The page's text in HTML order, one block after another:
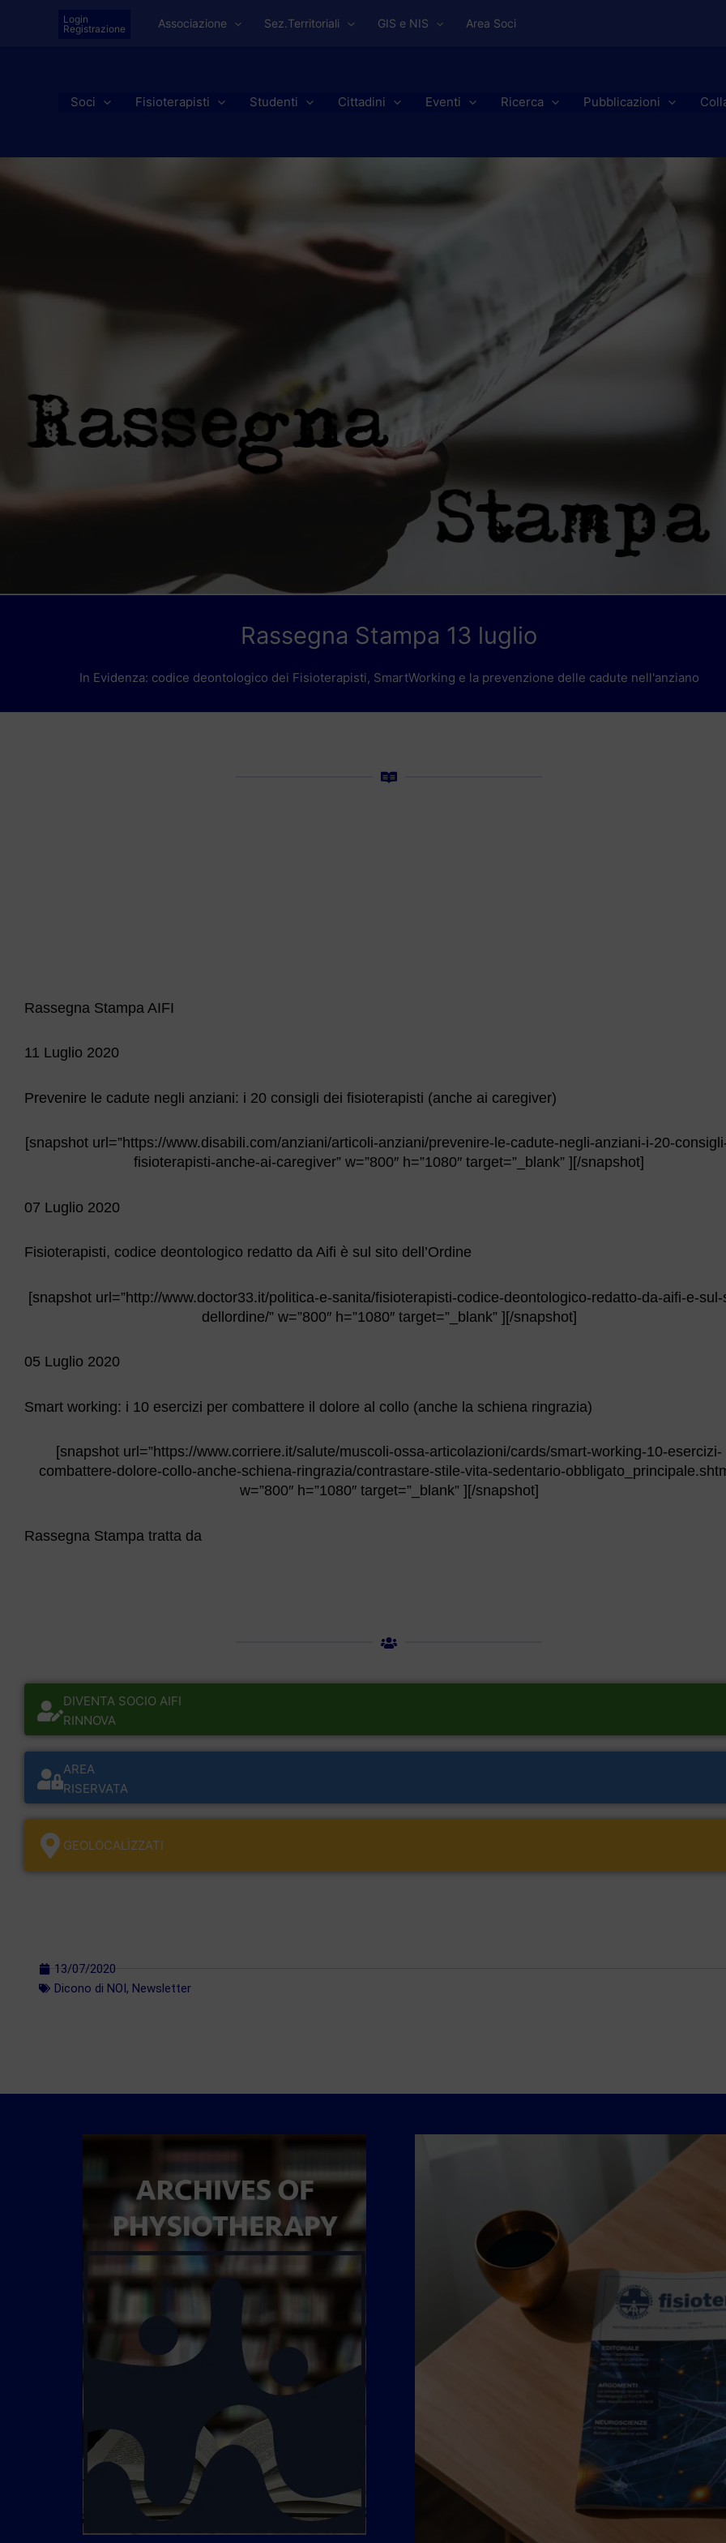
Login
Registrazione
Associazione Sez.Territoriali GIS e NIS Area Soci
Soci Fisioterapisti Studenti Cittadini Eventi Ricerca Pubblicazioni
Rassegna Stampa 13 luglio
In Evidenza: codice deontologico dei Fisioterapisti, SmartWorking e la prevenzione delle cadute nell'anziano
Rassegna Stampa AIFI
11 Luglio 2020
Prevenire le cadute negli anziani: i 20 consigli dei fisioterapisti (anche ai caregiver)
[snapshot url=”https://www.disabili.com/anziani/articoli-anziani/prevenire-le-cadute-negli-anziani-i-20-
fisioterapisti-anche-ai-caregiver” w=”800″ h=”1080″ target=”_blank” ][/snapshot]
07 Luglio 2020
Fisioterapisti, codice deontologico redatto da Aifi è sul sito dell’Ordine
[snapshot url=”http://www.doctor33.it/politica-e-sanita/fisioterapisti-codice-deontologico-redatto-da-aifi-e-sul-
dellordine/” w=”800″ h=”1080″ target=”_blank” ][/snapshot]
05 Luglio 2020
Smart working: i 10 esercizi per combattere il dolore al collo (anche la schiena ringrazia)
[snapshot url=”https://www.corriere.it/salute/muscoli-ossa-articolazioni/cards/smart-working-10-esercizi-
combattere-dolore-collo-anche-schiena-ringrazia/contrastare-stile-vita-sedentario-
w=”800″ h=”1080″ target=”_blank” ][/snapshot]
Rassegna Stampa tratta da
DIVENTA SOCIO AIFI
RINNOVA
AREA
RISERVATA
GEOLOCALÌZZATI
13/07/2020
Dicono di NOI, Newsletter